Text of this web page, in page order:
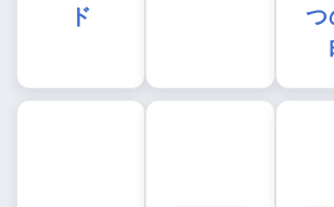
ド
つ